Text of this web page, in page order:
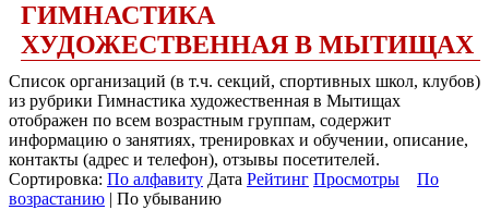
ГИМНАСТИКА
ХУДОЖЕСТВЕННАЯ В МЫТИЩАХ
Список организаций (в т.ч. секций, спортивных школ, клубов)
из рубрики Гимнастика художественная в Мытищах
отображен по всем возрастным группам, содержит
информацию о занятиях, тренировках и обучении, описание,
контакты (адрес и телефон), отзывы посетителей.
Сортировка: По алфавиту Дата Рейтинг Просмотры
По
возрастанию | По убыванию